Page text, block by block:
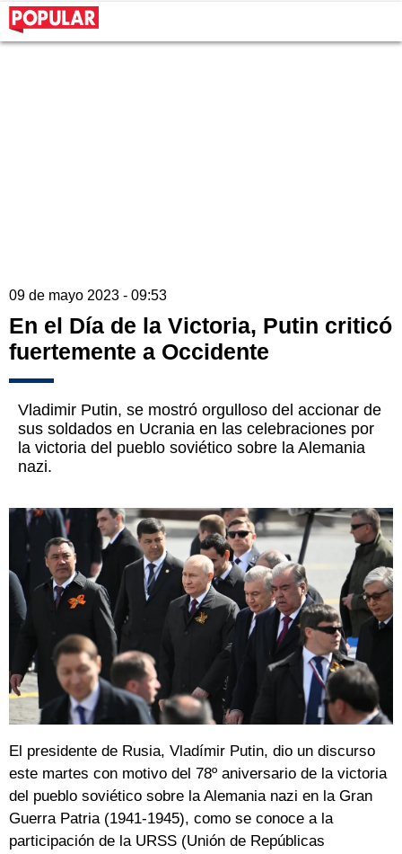
09 de mayo 2023 - 09:53
En el Día de la Victoria, Putin criticó
fuertemente a Occidente
Vladimir Putin, se mostró orgulloso del accionar de
sus soldados en Ucrania en las celebraciones por
la victoria del pueblo soviético sobre la Alemania
nazi.
El presidente de Rusia, Vladímir Putin, dio un discurso
este martes con motivo del 78º aniversario de la victoria
del pueblo soviético sobre la Alemania nazi en la Gran
Guerra Patria (1941-1945), como se conoce a la
participación de la URSS (Unión de Repúblicas